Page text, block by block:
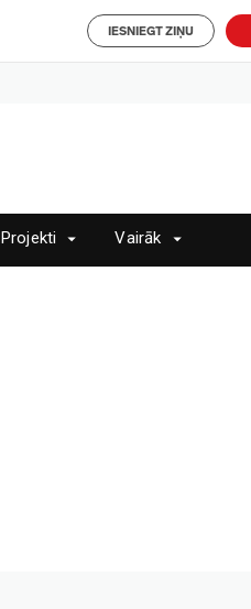
IESNIEGT ZIŅU
Projekti Vairāk